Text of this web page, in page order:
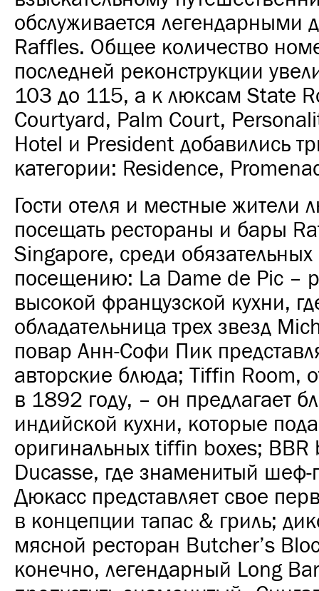
обслуживается легендарными
Raffles. Общее количество
последней реконструкции
103 до 115, а к люксам State
Courtyard, Palm Court,
Hotel и President добавились
категории: Residence,
Гости отеля и местные жители
посещать рестораны и бары
Singapore, среди обязательных
посещению: La Dame de Pic –
высокой французской кухни,
обладательница трех звезд
повар Анн-Софи Пик
авторские блюда; Tiffin Room,
в 1892 году, – он предлагает
индийской кухни, которые
оригинальных tiffin boxes; BBR
Ducasse, где знаменитый
Дюкасс представляет свое
в концепции тапас & гриль;
мясной ресторан Butcher’s
конечно, легендарный Long